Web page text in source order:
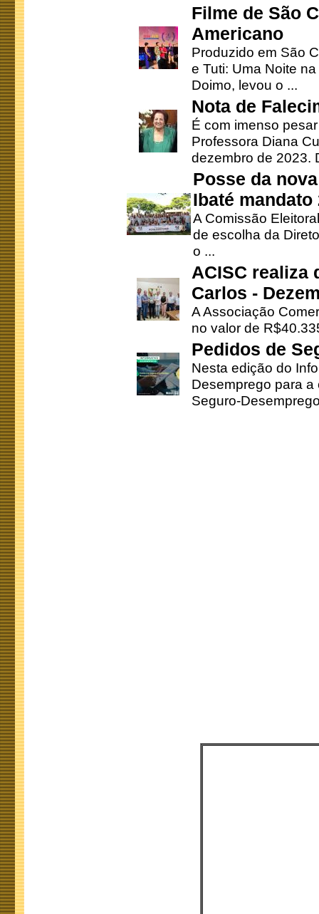
Filme de São
Americano
Produzido em São
e Tuti: Uma Noite
Doimo, levou o ...
Nota de
É com imenso
Professora Diana
dezembro de 2023.
Posse da
Ibaté mandato
A Comissão
de escolha da
o ...
ACISC realiza
Carlos -
A Associação
no valor de
Pedidos de
Nesta edição do
Desemprego para
Seguro-